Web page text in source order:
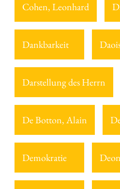
Cohen, Leonhard
Dankbarkeit
Darstellung des Herrn
De Botton, Alain
Demokratie